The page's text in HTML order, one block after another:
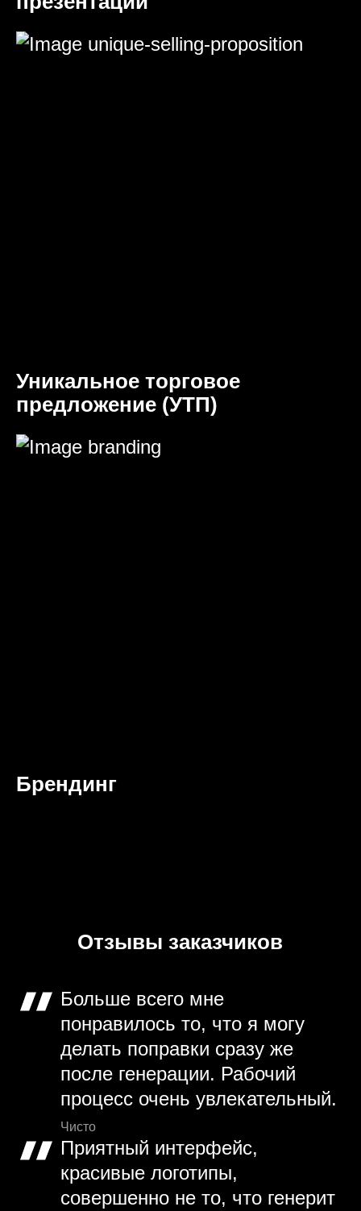
Уникальное торговое
предложение (УТП)
Брендинг
Отзывы заказчиков
Больше всего мне
понравилось то, что я могу
делать поправки сразу же
после генерации. Рабочий
процесс очень увлекательный.
Чисто
Приятный интерфейс,
красивые логотипы,
совершенно не то, что генерит